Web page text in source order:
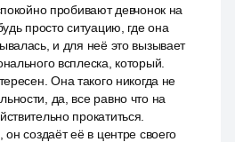
пробивают девчонок на
просто ситуацию, где она
и для неё это вызывает
всплеска, который.
Она такого никогда не
да, все равно что на
прокатиться.
создаёт её в центре своего